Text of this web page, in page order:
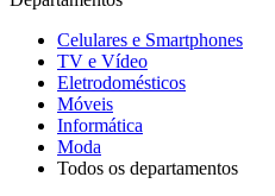
Celulares e Smartphones
TV e Vídeo
Eletrodomésticos
Móveis
Informática
Moda
Todos os departamentos